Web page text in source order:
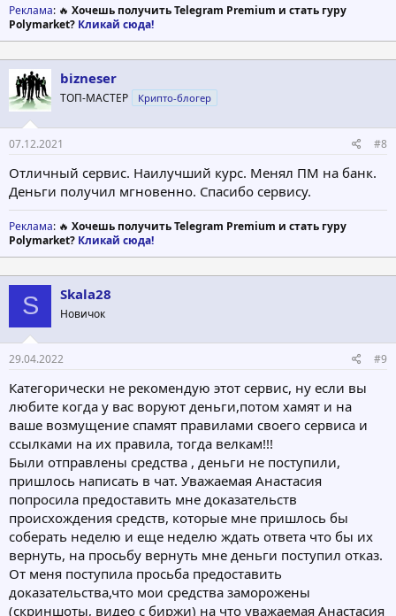
Реклама: 🔥 Хочешь получить Telegram Premium и стать гуру
Polymarket? Кликай сюда!
bizneser
ТОП-МАСТЕР Крипто-блогер
07.12.2021 #8
Отличный сервис. Наилучший курс. Менял ПМ на банк.
Деньги получил мгновенно. Спасибо сервису.
Реклама: 🔥 Хочешь получить Telegram Premium и стать гуру
Polymarket? Кликай сюда!
S Skala28
Новичок
29.04.2022 #9
Категорически не рекомендую этот сервис, ну если вы
любите когда у вас воруют деньги,потом хамят и на
ваше возмущение спамят правилами своего сервиса и
ссылками на их правила, тогда велкам!!!
Были отправлены средства , деньги не поступили,
пришлось написать в чат. Уважаемая Анастасия
попросила предоставить мне доказательств
происхождения средств, которые мне пришлось бы
соберать неделю и еще неделю ждать ответа что бы их
вернуть, на просьбу вернуть мне деньги поступил отказ.
От меня поступила просьба предоставить
доказательства,что мои средства заморожены
(скриншоты, видео с биржи) на что уважаемая Анастасия